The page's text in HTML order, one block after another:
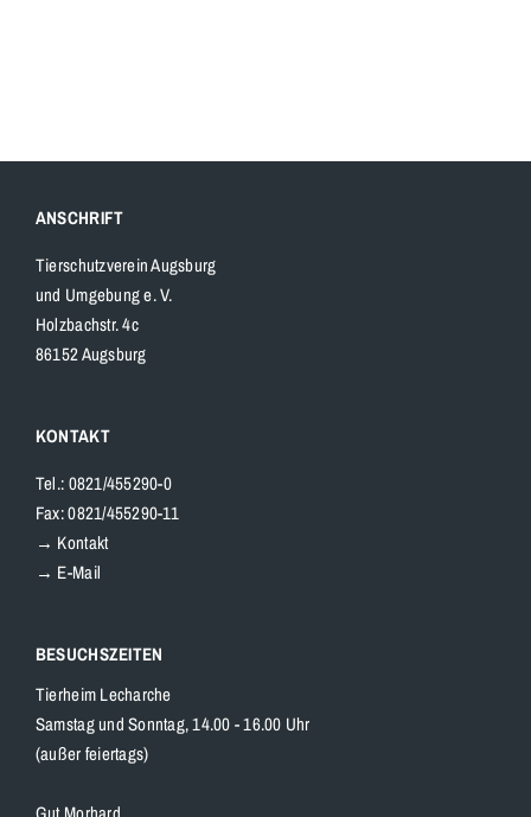
ANSCHRIFT
Tierschutzverein Augsburg
und Umgebung e. V.
Holzbachstr. 4c
86152 Augsburg
KONTAKT
Tel.: 0821/455290-0
Fax: 0821/455290-11
→ Kontakt
→ E-Mail
BESUCHSZEITEN
Tierheim Lecharche
Samstag und Sonntag, 14.00 - 16.00 Uhr
(außer feiertags)